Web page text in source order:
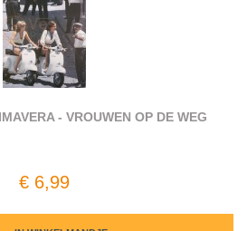
- VROUWEN OP DE WEG
€ 6,99